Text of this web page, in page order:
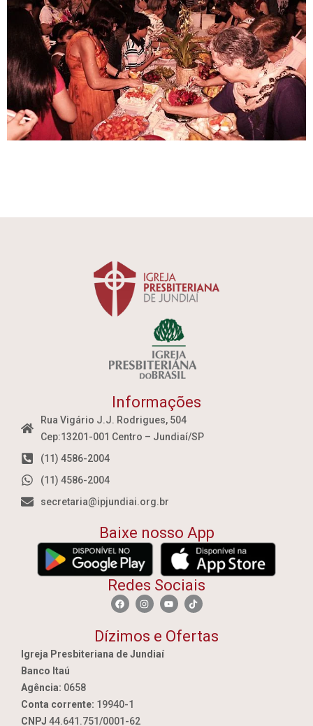
Informações
Rua Vigário J.J. Rodrigues, 504
Cep:13201-001 Centro – Jundiaí/SP
(11) 4586-2004
(11) 4586-2004
secretaria@ipjundiai.org.br
Baixe nosso App
Redes Sociais
Dízimos e Ofertas
Igreja Presbiteriana de Jundiaí
Banco Itaú
Agência: 0658
Conta corrente: 19940-1
CNPJ 44.641.751/0001-62